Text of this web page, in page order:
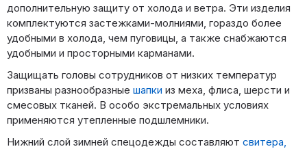
дополнительную защиту от холода и ветра. Эти изделия
комплектуются застежками-молниями, гораздо более
удобными в холода, чем пуговицы, а также снабжаются
удобными и просторными карманами.
Защищать головы сотрудников от низких температур
призваны разнообразные шапки из меха, флиса, шерсти и
смесовых тканей. В особо экстремальных условиях
применяются утепленные подшлемники.
Нижний слой зимней спецодежды составляют свитера,